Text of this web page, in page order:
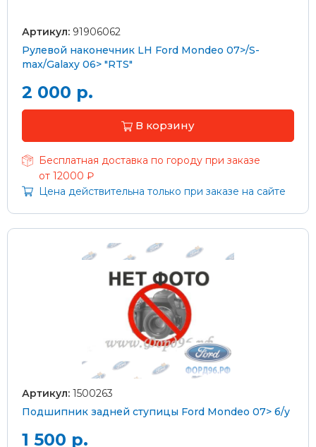
Артикул: 91906062
Рулевой наконечник LH Ford Mondeo 07>/S-
max/Galaxy 06> "RTS"
2 000 р.
В корзину
Бесплатная доставка по городу при заказе
от 12000 ₽
Цена действительна только при заказе на сайте
Артикул: 1500263
Подшипник задней ступицы Ford Mondeo 07> б/у
1 500 р.